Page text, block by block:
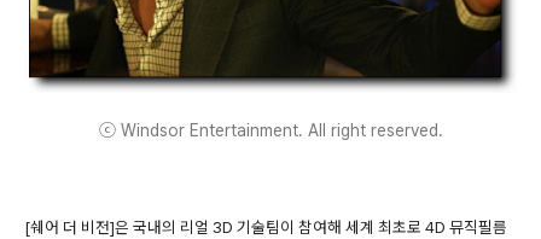
ⓒ Windsor Entertainment. All right reserved.
[쉐어 더 비전]은 국내의 리얼 3D 기술팀이 참여해 세계 최초로 4D 뮤직필름